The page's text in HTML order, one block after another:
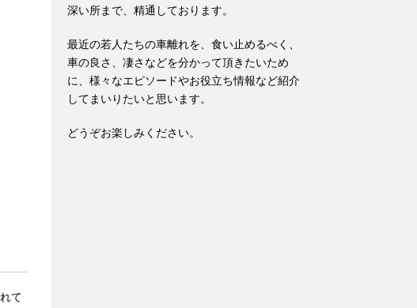
て
深い所まで、精通しております。
最近の若人たちの車離れを、食い止めるべく、
車の良さ、凄さなどを分かって頂きたいため
に、様々なエピソードやお役立ち情報など紹介
してまいりたいと思います。
どうぞお楽しみください。